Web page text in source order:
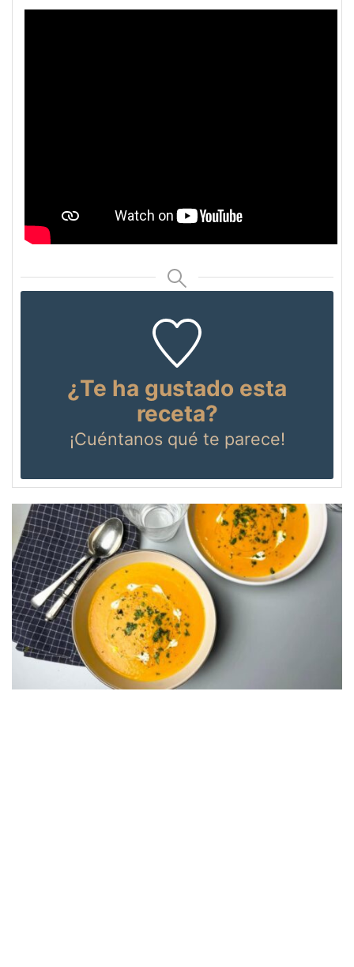
¿Te ha gustado esta
receta?
¡Cuéntanosqué te parece!